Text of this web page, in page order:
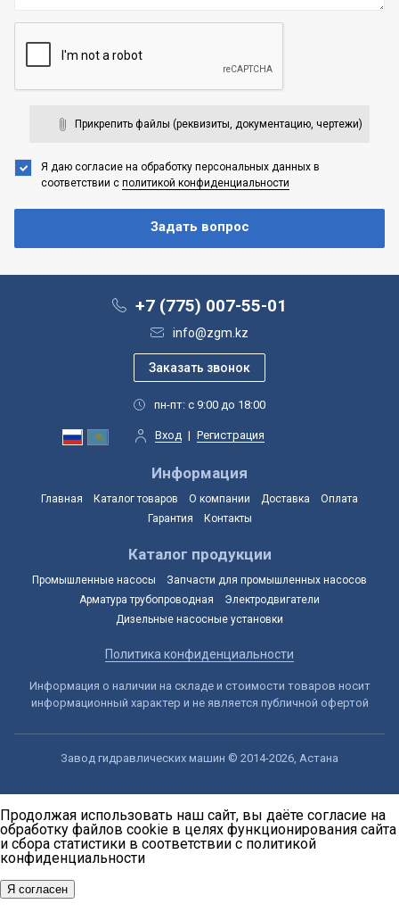
Прикрепить файлы (реквизиты, документацию, чертежи)
Я даю согласие на обработку персональных данных в
соответствии с политикой конфиденциальности
+7 (775) 007-55-01
info@zgm.kz
пн-пт: с 9:00 до 18:00
Вход | Регистрация
Информация
Главная Каталог товаров О компании Доставка
Оплата
Гарантия
Контакты
Каталог продукции
Промышленные насосы
Запчасти для промышленных насосов
Арматура трубопроводная
Электродвигатели
Дизельные насосные установки
Политика конфиденциальности
Информация о наличии на складе и стоимости товаров носит
информационный характер и не является публичной офертой
Завод гидравлических машин © 2014-2026, Астана
Продолжая использовать наш сайт, вы даёте согласие на
обработку файлов cookie в целях функционирования сайта
и сбора статистики в соответствии с политикой
конфиденциальности
Я согласен